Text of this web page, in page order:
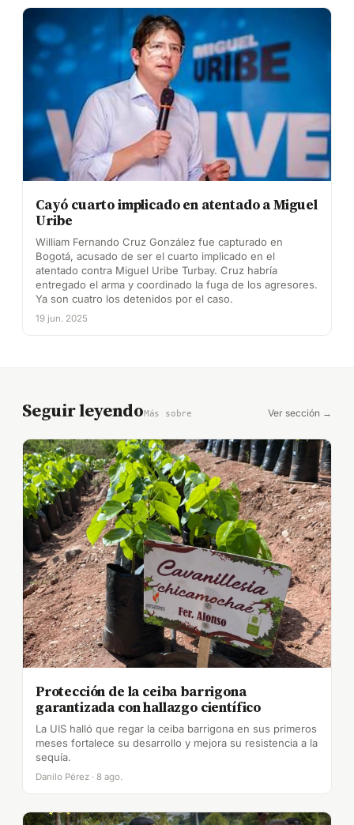
Cayó cuarto implicado en atentado a Miguel
Uribe
William Fernando Cruz González fue capturado en
Bogotá, acusado de ser el cuarto implicado en el
atentado contra Miguel Uribe Turbay. Cruz habría
entregado el arma y coordinado la fuga de los agresores.
Ya son cuatro los detenidos por el caso.
19 jun. 2025
Seguir leyendoMás sobre Ver sección →
Protección de la ceiba barrigona
garantizada con hallazgo científico
La UIS halló que regar la ceiba barrigona en sus primeros
meses fortalece su desarrollo y mejora su resistencia a la
sequía.
Danilo Pérez · 8 ago.